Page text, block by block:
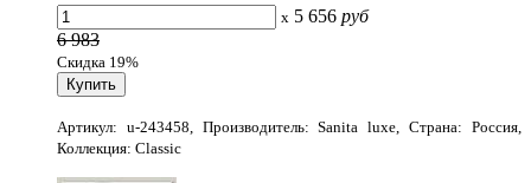
x 5 656 руб
6 983
Скидка 19%
Артикул: u-243458, Производитель: Sanita luxe, Страна: Россия,
Коллекция: Classic